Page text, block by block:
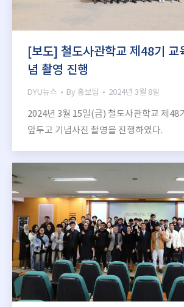
[보도] 철도사관학교 제48기 교
념 촬영 진행
DYU뉴스 By 홍보팀 2024년 3월 8일
2024년 3월 15일(금) 철도사관학교 제48
앞두고 기념사진 촬영을 진행하였다.